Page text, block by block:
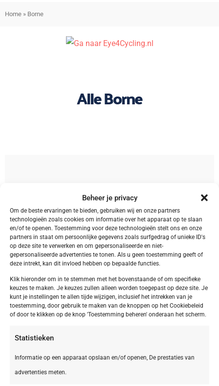
Beheer je privacy
Om de beste ervaringen te bieden, gebruiken wij en onze partners
technologieën zoals cookies om informatie over het apparaat op te slaan
en/of te openen. Toestemming voor deze technologieën stelt ons en onze
partners in staat om persoonlijke gegevens zoals surfgedrag of unieke ID's
op deze site te verwerken en om gepersonaliseerde en niet-
gepersonaliseerde advertenties te tonen. Als u geen toestemming geeft of
deze intrekt, kan dit invloed hebben op bepaalde functies.
Klik hieronder om in te stemmen met het bovenstaande of om specifieke
keuzes te maken. Je keuzes zullen alleen worden toegepast op deze site. Je
kunt je instellingen te allen tijde wijzigen, inclusief het intrekken van je
toestemming, door gebruik te maken van de knoppen op het Cookiebeleid
of door te klikken op de knop 'Toestemming beheren' onderaan het scherm.
Statistieken
Informatie op een apparaat opslaan en/of openen, De prestaties van
advertenties meten.
Home » Borne
Alle Borne